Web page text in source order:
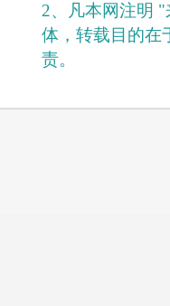
2、凡本网注明
体，转载目的在
责。